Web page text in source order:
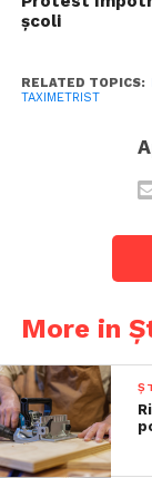
școli
RELATED TOPICS:
TAXIMETRIST
More in